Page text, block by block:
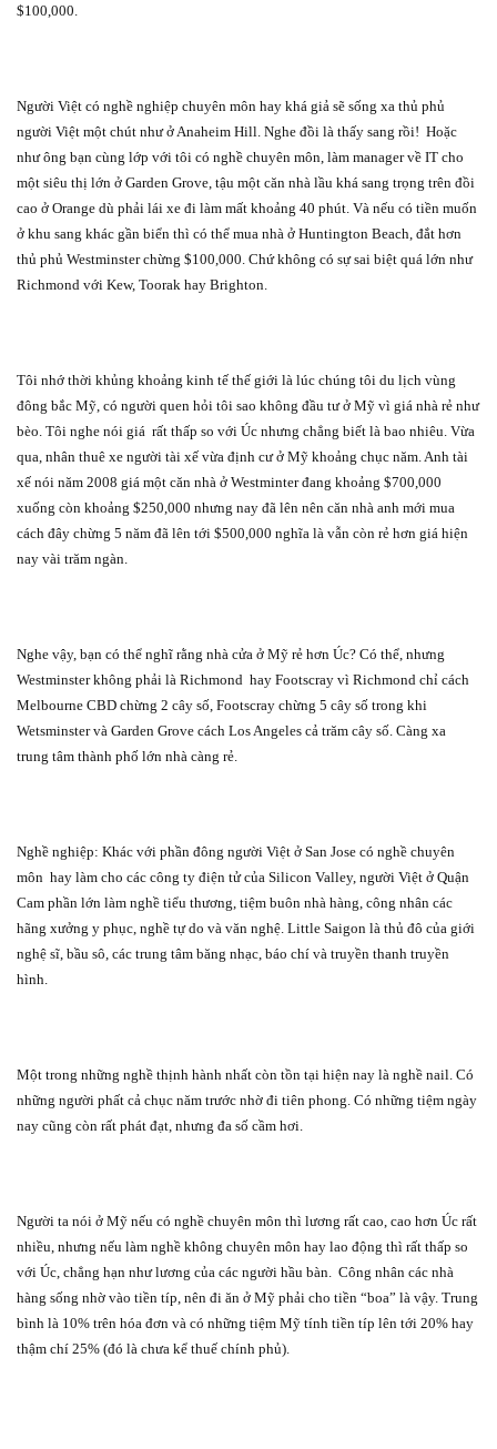
$100,000.
Người Việt có nghề nghiệp chuyên môn hay khá giả sẽ sống xa thủ phủ
người Việt một chút như ở Anaheim Hill. Nghe đồi là thấy sang rồi! Hoặc
như ông bạn cùng lớp với tôi có nghề chuyên môn, làm manager về IT cho
một siêu thị lớn ở Garden Grove, tậu một căn nhà lầu khá sang trọng trên đồi
cao ở Orange dù phải lái xe đi làm mất khoảng 40 phút. Và nếu có tiền muốn
ở khu sang khác gần biển thì có thể mua nhà ở Huntington Beach, đắt hơn
thủ phủ Westminster chừng $100,000. Chứ không có sự sai biệt quá lớn như
Richmond với Kew, Toorak hay Brighton.
Tôi nhớ thời khủng khoảng kinh tế thế giới là lúc chúng tôi du lịch vùng
đông bắc Mỹ, có người quen hỏi tôi sao không đầu tư ở Mỹ vì giá nhà rẻ như
bèo. Tôi nghe nói giá rất thấp so với Úc nhưng chẳng biết là bao nhiêu. Vừa
qua, nhân thuê xe người tài xế vừa định cư ở Mỹ khoảng chục năm. Anh tài
xế nói năm 2008 giá một căn nhà ở Westminter đang khoảng $700,000
xuống còn khoảng $250,000 nhưng nay đã lên nên căn nhà anh mới mua
cách đây chừng 5 năm đã lên tới $500,000 nghĩa là vẫn còn rẻ hơn giá hiện
nay vài trăm ngàn.
Nghe vậy, bạn có thể nghĩ rằng nhà cửa ở Mỹ rẻ hơn Úc? Có thể, nhưng
Westminster không phải là Richmond hay Footscray vì Richmond chỉ cách
Melbourne CBD chừng 2 cây số, Footscray chừng 5 cây số trong khi
Wetsminster và Garden Grove cách Los Angeles cả trăm cây số. Càng xa
trung tâm thành phố lớn nhà càng rẻ.
Nghề nghiệp: Khác với phần đông người Việt ở San Jose có nghề chuyên
môn hay làm cho các công ty điện tử của Silicon Valley, người Việt ở Quận
Cam phần lớn làm nghề tiểu thương, tiệm buôn nhà hàng, công nhân các
hãng xưởng y phục, nghề tự do và văn nghệ. Little Saigon là thủ đô của giới
nghệ sĩ, bầu sô, các trung tâm băng nhạc, báo chí và truyền thanh truyền
hình.
Một trong những nghề thịnh hành nhất còn tồn tại hiện nay là nghề nail. Có
những người phất cả chục năm trước nhờ đi tiên phong. Có những tiệm ngày
nay cũng còn rất phát đạt, nhưng đa số cầm hơi.
Người ta nói ở Mỹ nếu có nghề chuyên môn thì lương rất cao, cao hơn Úc rất
nhiều, nhưng nếu làm nghề không chuyên môn hay lao động thì rất thấp so
với Úc, chẳng hạn như lương của các người hầu bàn.
Công nhân các nhà
hàng sống nhờ vào tiền típ, nên đi ăn ở Mỹ phải cho tiền “boa” là vậy. Trung
bình là 10% trên hóa đơn và có những tiệm Mỹ tính tiền típ lên tới 20% hay
thậm chí 25% (đó là chưa kể thuế chính phủ).